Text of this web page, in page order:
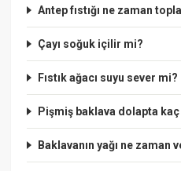
Antep fıstığı ne zaman
Çayı soğuk içilir mi?
Fıstık ağacı suyu sever mi?
Pişmiş baklava dolapta kaç
Baklavanın yağı ne zaman